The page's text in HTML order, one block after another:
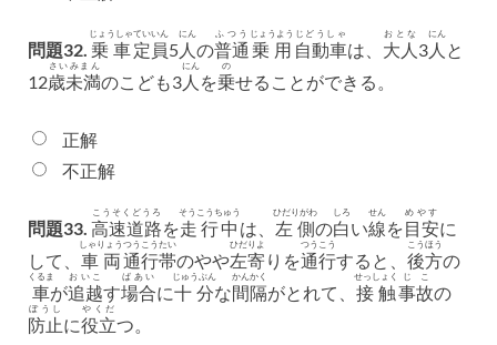
問題32. 乗車
じょうしゃ
定員
ていいん
5 人
にん
の普通
ふつう
乗用
じょうよう
自動車
じどうしゃ
は、 大人
おとな
3 人
にん
と
12歳未満
さいみまん
のこども3 人
にん
を乗
の
せることができる。
正解
不正解
問題33. 高速道路
こうそくどうろ
を走行中
そうこうちゅう
は、 左側
ひだりがわ
の白
しろ
い線
せん
を目安
めやす
に
して、 車両
しゃりょう
通行
つうこう
帯
たい
のやや左寄
ひだりよ
りを通行
つうこう
すると、 後方
こうほう
の
車
くるま
が追越
おいこ
す場合
ばあい
に十分
じゅうぶん
な間隔
かんかく
がとれて、 接触
せっしょく
事故
じこ
の
防止
ぼうし
に役立
やくだ
つ。